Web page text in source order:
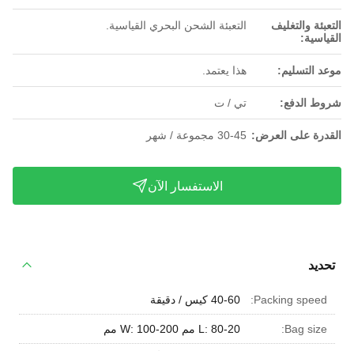
التعبئة والتغليف
القياسية:
التعبئة الشحن البحري القياسية.
موعد التسليم: هذا يعتمد.
شروط الدفع: تي / ت
القدرة على العرض: 30-45 مجموعة / شهر
الاستفسار الآن
تحديد
Packing speed: 40-60 كيس / دقيقة
Bag size: L: 80-20 مم W: 100-200 مم